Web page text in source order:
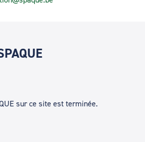
sur ce site est terminée.